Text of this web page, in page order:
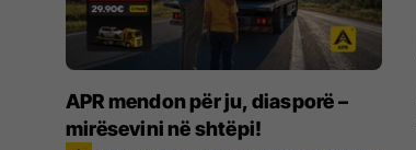
APR mendon për ju, diasporë –
mirësevini në shtëpi!